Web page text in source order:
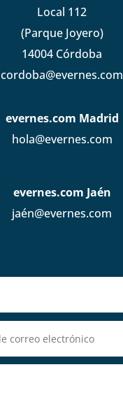
Local 112
(Parque Joyero)
14004 Córdoba
cordoba@evernes.com
evernes.com Madrid
hola@evernes.com
evernes.com Jaén
jaén@evernes.com